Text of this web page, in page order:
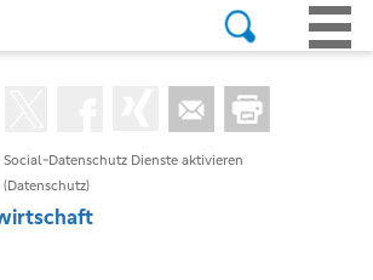
Social-Datenschutz Dienste aktivieren
(Datenschutz)